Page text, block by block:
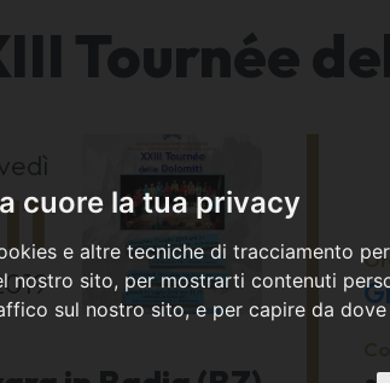
cuore la tua privacy
e altre tecniche di tracciamento
nostro sito, per mostrarti contenuti
sul nostro sito, e per capire da
Tournée
11